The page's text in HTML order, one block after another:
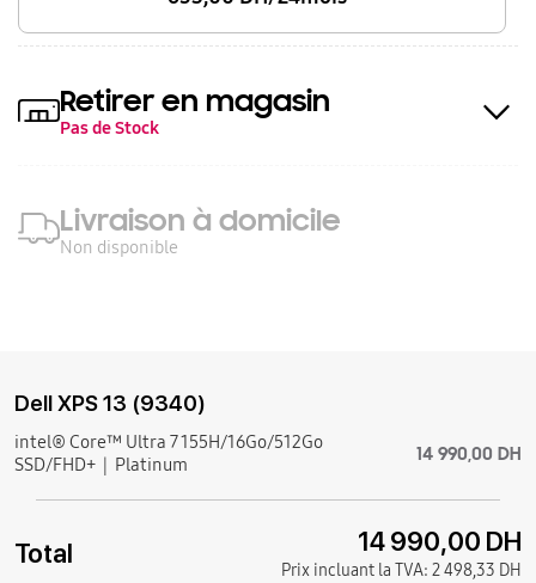
Retirer en magasin
Pas de Stock
Livraison à domicile
Non disponible
Dell XPS 13 (9340)
intel® Core™ Ultra 7 155H/16Go/512Go
SSD/FHD+
Platinum 14 990,00 DH
Total 14 990,00 DH
Prix incluant la TVA: 2 498,33 DH